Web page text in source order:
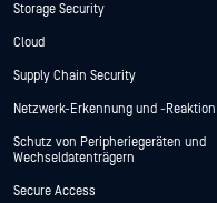
Storage Security
Cloud
Supply Chain Security
Netzwerk-Erkennung und -Reaktion
Schutz von Peripheriegeräten und
Wechseldatenträgern
Secure Access